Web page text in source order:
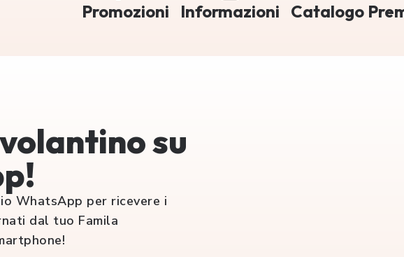
Promozioni Informazioni Catalogo
su
WhatsApp per ricevere i
dal tuo Famila